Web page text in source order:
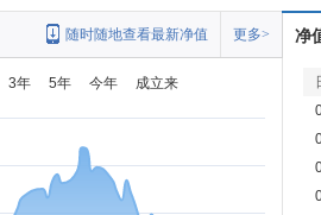
更多>
随时随地查看最新净值
3年 5年 今年 成立来
净